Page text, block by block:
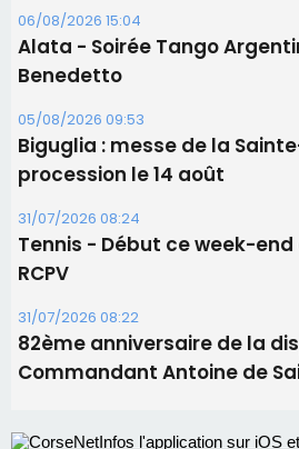
Les brèves
06/08/2026 15:57
Ucciani – Marché des
11 août
06/08/2026 15:25
Corte – L’association A
projection sous les étoiles
06/08/2026 15:04
Alata - Soirée Tango
Benedetto
05/08/2026 09:53
procession le 14 août